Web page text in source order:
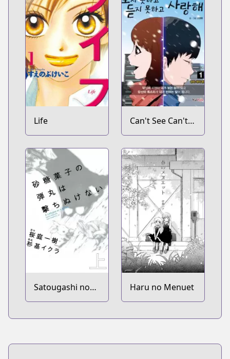
Life
Can't See Can't
Hear But Love
Satougashi no
Dangan wa
Haru no Menuet